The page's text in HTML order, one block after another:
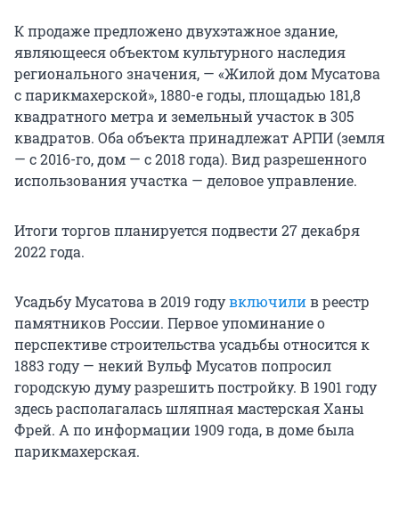
К продаже предложено двухэтажное здание,
являющееся объектом культурного наследия
регионального значения, — «Жилой дом Мусатова
с парикмахерской», 1880-е годы, площадью 181,8
квадратного метра и земельный участок в 305
квадратов. Оба объекта принадлежат АРПИ (земля
— с 2016-го, дом — с 2018 года). Вид разрешенного
использования участка — деловое управление.
Итоги торгов планируется подвести 27 декабря
2022 года.
Усадьбу Мусатова в 2019 годувключилив реестр
памятников России. Первое упоминание о
перспективе строительства усадьбы относится к
1883 году — некий Вульф Мусатов попросил
городскую думу разрешить постройку. В 1901 году
здесь располагалась шляпная мастерская Ханы
Фрей. А по информации 1909 года, в доме была
парикмахерская.